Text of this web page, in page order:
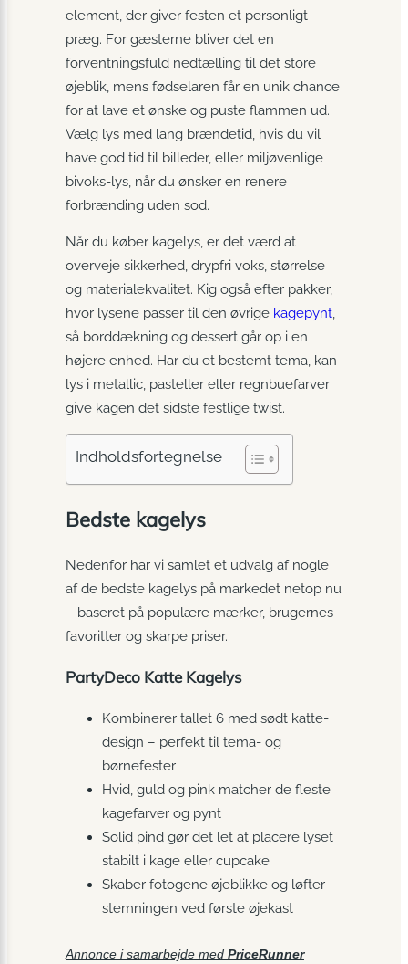
element, der giver festen et personligt
præg. For gæsterne bliver det en
forventningsfuld nedtælling til det store
øjeblik, mens fødselaren får en unik chance
for at lave et ønske og puste flammen ud.
Vælg lys med lang brændetid, hvis du vil
have god tid til billeder, eller miljøvenlige
bivoks-lys, når du ønsker en renere
forbrænding uden sod.
Når du køber kagelys, er det værd at
overveje sikkerhed, drypfri voks, størrelse
og materialekvalitet. Kig også efter pakker,
hvor lysene passer til den øvrige kagepynt
så borddækning og dessert går op i en
højere enhed. Har du et bestemt tema, kan
lys i metallic, pasteller eller regnbuefarver
give kagen det sidste festlige twist.
Indholdsfortegnelse
Bedste kagelys
Nedenfor har vi samlet et udvalg af nogle
af de bedste kagelys på markedet netop nu
– baseret på populære mærker, brugernes
favoritter og skarpe priser.
PartyDeco Katte Kagelys
Kombinerer tallet 6 med sødt katte-
design – perfekt til tema- og
børnefester
Hvid, guld og pink matcher de fleste
kagefarver og pynt
Solid pind gør det let at placere lyset
stabilt i kage eller cupcake
Skaber fotogene øjeblikke og løfter
stemningen ved første øjekast
Annonce i samarbejde med PriceRunner